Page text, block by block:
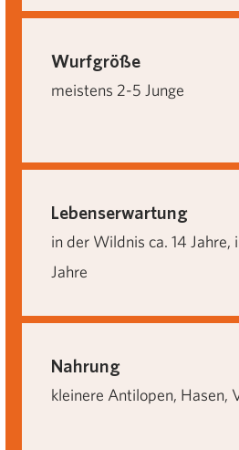
Wurfgröße
meistens 2-5 Junge
Lebenserwartung
in der Wildnis ca. 14 Jahre,
Jahre
Nahrung
kleinere Antilopen, Hasen,